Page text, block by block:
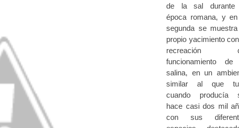
de la sal durante
época romana, y
segunda se
propio yacimiento
recreación
funcionamiento
salina, en un
similar al que
cuando producía
hace casi dos mil
con sus